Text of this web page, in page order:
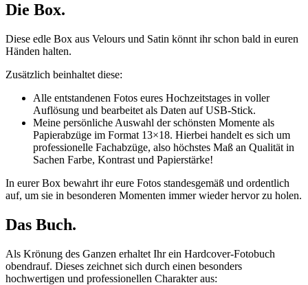
Die Box.
Diese edle Box aus Velours und Satin könnt ihr schon bald in euren
Händen halten.
Zusätzlich beinhaltet diese:
Alle entstandenen Fotos eures Hochzeitstages in voller
Auflösung und bearbeitet als Daten auf USB-Stick.
Meine persönliche Auswahl der schönsten Momente als
Papierabzüge im Format 13×18. Hierbei handelt es sich um
professionelle Fachabzüge, also höchstes Maß an Qualität in
Sachen Farbe, Kontrast und Papierstärke!
In eurer Box bewahrt ihr eure Fotos standesgemäß und ordentlich
auf, um sie in besonderen Momenten immer wieder hervor zu holen.
Das Buch.
Als Krönung des Ganzen erhaltet Ihr ein Hardcover-Fotobuch
obendrauf. Dieses zeichnet sich durch einen besonders
hochwertigen und professionellen Charakter aus: